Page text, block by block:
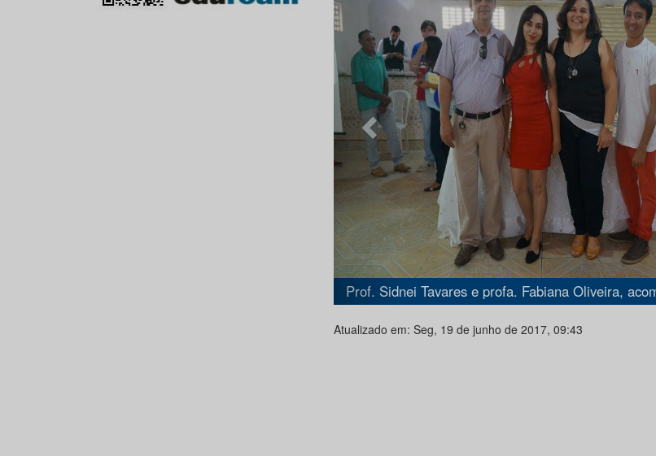
Prof. Sidnei Tavares e profa. Fabiana Oliveira, acompanhados de estudantes do curso de Agroindústria.
Atualizado em: Seg, 19 de junho de 2017, 09:43